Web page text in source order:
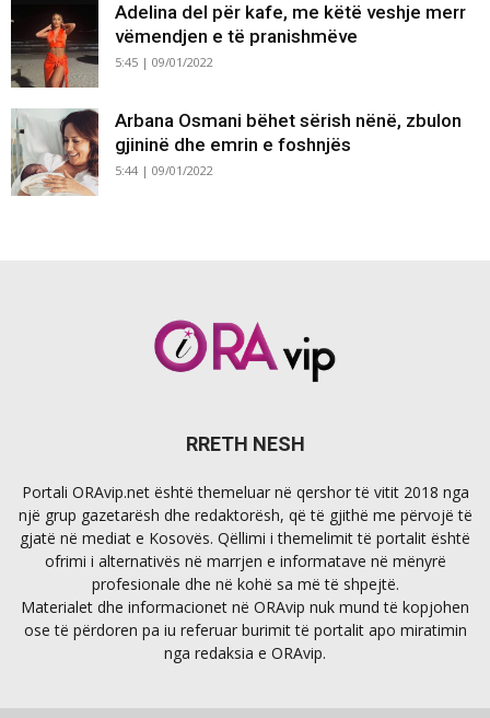
Adelina del për kafe, me këtë veshje merr
vëmendjen e të pranishmëve
5:45 | 09/01/2022
Arbana Osmani bëhet sërish nënë, zbulon
gjininë dhe emrin e foshnjës
5:44 | 09/01/2022
RRETH NESH
Portali ORAvip.net është themeluar në qershor të vitit 2018 nga
një grup gazetarësh dhe redaktorësh, që të gjithë me përvojë të
gjatë në mediat e Kosovës. Qëllimi i themelimit të portalit është
ofrimi i alternativës në marrjen e informatave në mënyrë
profesionale dhe në kohë sa më të shpejtë.
Materialet dhe informacionet në ORAvip nuk mund të kopjohen
ose të përdoren pa iu referuar burimit të portalit apo miratimin
nga redaksia e ORAvip.